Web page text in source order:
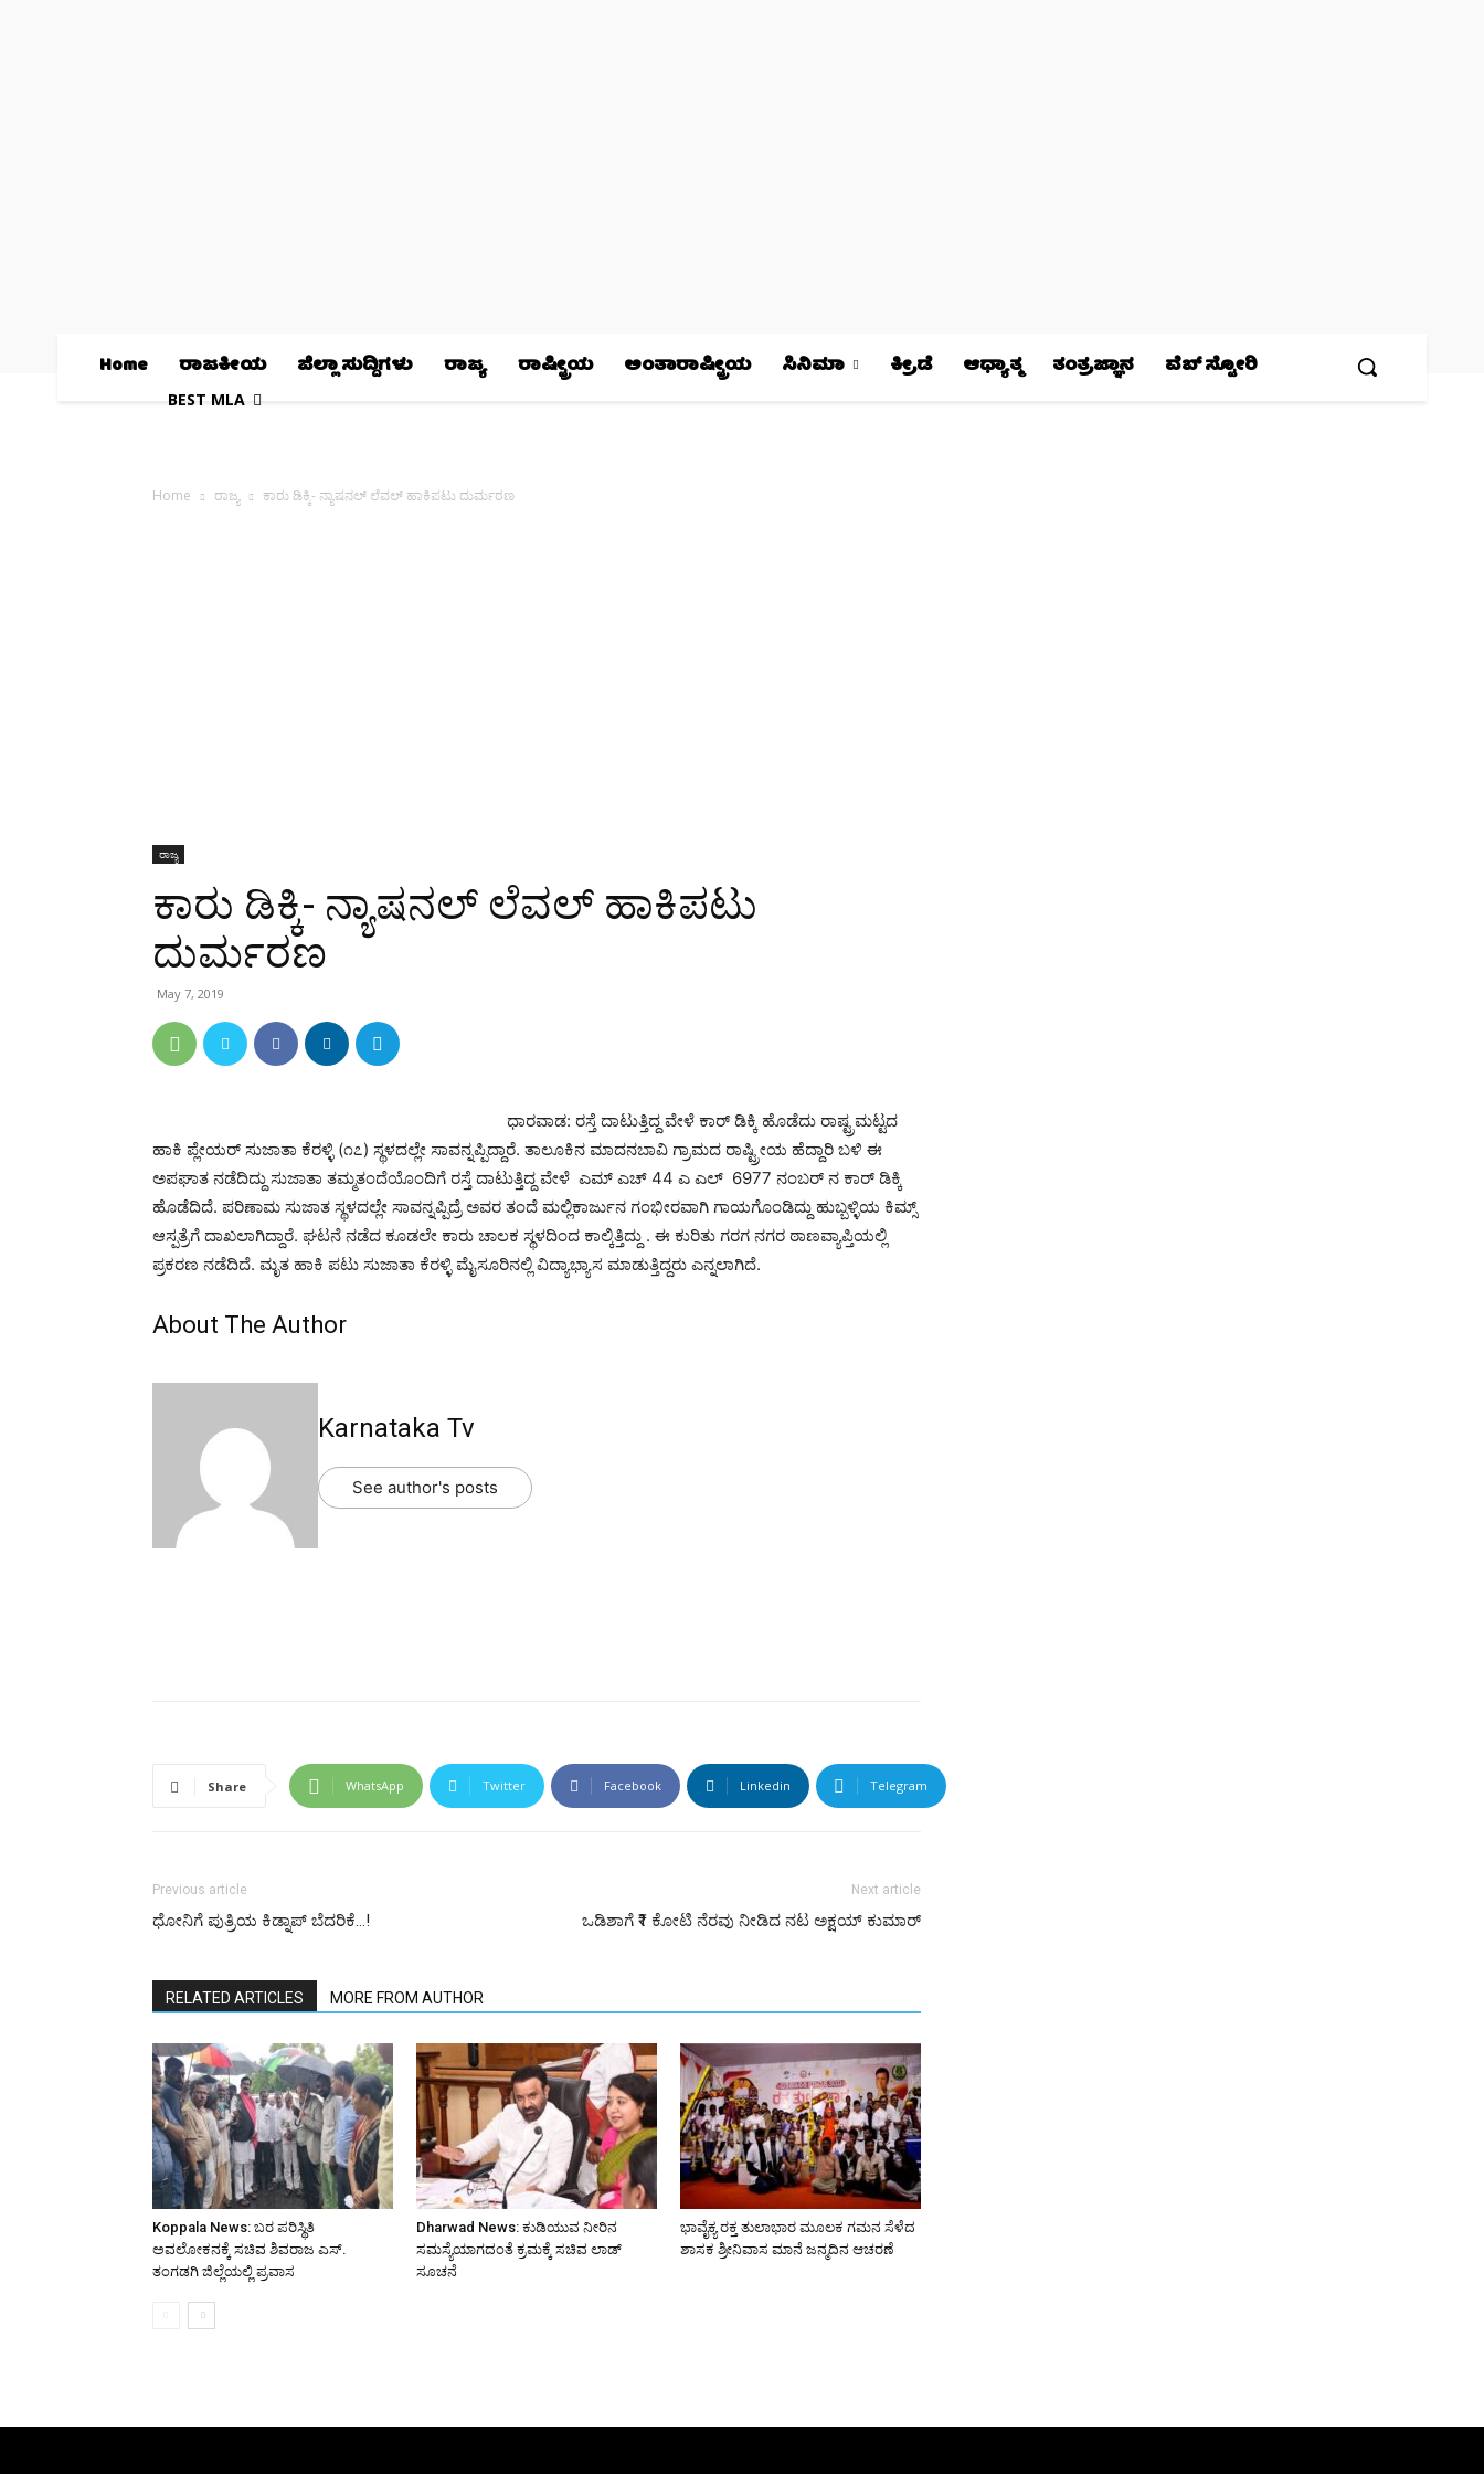
Home ರಾಜಕೀಯ ಜಿಲ್ಲಾ ಸುದ್ದಿಗಳು ರಾಜ್ಯ ರಾಷ್ಟ್ರೀಯ ಅಂತಾರಾಷ್ಟ್ರೀಯ ಸಿನಿಮಾ ಕ್ರೀಡೆ ಆಧ್ಯಾತ್ಮ ತಂತ್ರಜ್ಞಾನ ವೆಬ್ ಸ್ಟೋರಿ
BEST MLA
Home ರಾಜ್ಯ ಕಾರು ಡಿಕ್ಕಿ- ನ್ಯಾಷನಲ್ ಲೆವಲ್ ಹಾಕಿಪಟು ದುರ್ಮರಣ
ರಾಜ್ಯ
ಕಾರು ಡಿಕ್ಕಿ- ನ್ಯಾಷನಲ್ ಲೆವಲ್ ಹಾಕಿಪಟು
ದುರ್ಮರಣ
May 7, 2019
ಧಾರವಾಡ: ರಸ್ತೆ ದಾಟುತ್ತಿದ್ದ ವೇಳೆ ಕಾರ್ ಡಿಕ್ಕಿ ಹೊಡೆದು ರಾಷ್ಟ್ರಮಟ್ಟದ
ಹಾಕಿ ಪ್ಲೇಯರ್ ಸುಜಾತಾ ಕೆರಳ್ಳಿ (೧೭) ಸ್ಥಳದಲ್ಲೇ ಸಾವನ್ನಪ್ಪಿದ್ದಾರೆ. ತಾಲೂಕಿನ ಮಾದನಬಾವಿ ಗ್ರಾಮದ ರಾಷ್ಟ್ರೀಯ ಹೆದ್ದಾರಿ ಬಳಿ ಈ
ಅಪಘಾತ ನಡೆದಿದ್ದು ಸುಜಾತಾ ತಮ್ಮತಂದೆಯೊಂದಿಗೆ ರಸ್ತೆ ದಾಟುತ್ತಿದ್ದ ವೇಳೆ ಎಮ್ ಎಚ್ 44 ಎ ಎಲ್ 6977 ನಂಬರ್ ನ ಕಾರ್ ಡಿಕ್ಕಿ
ಹೊಡೆದಿದೆ. ಪರಿಣಾಮ ಸುಜಾತ ಸ್ಥಳದಲ್ಲೇ ಸಾವನ್ನಪ್ಪಿದ್ರೆ ಅವರ ತಂದೆ ಮಲ್ಲಿಕಾರ್ಜುನ ಗಂಭೀರವಾಗಿ ಗಾಯಗೊಂಡಿದ್ದು ಹುಬ್ಬಳ್ಳಿಯ ಕಿಮ್ಸ್
ಆಸ್ಪತ್ರೆಗೆ ದಾಖಲಾಗಿದ್ದಾರೆ. ಘಟನೆ ನಡೆದ ಕೂಡಲೇ ಕಾರು ಚಾಲಕ ಸ್ಥಳದಿಂದ ಕಾಲ್ಕಿತ್ತಿದ್ದು . ಈ ಕುರಿತು ಗರಗ ನಗರ ಠಾಣವ್ಯಾಪ್ತಿಯಲ್ಲಿ
ಪ್ರಕರಣ ನಡೆದಿದೆ. ಮೃತ ಹಾಕಿ ಪಟು ಸುಜಾತಾ ಕೆರಳ್ಳಿ ಮೈಸೂರಿನಲ್ಲಿ ವಿದ್ಯಾಭ್ಯಾಸ ಮಾಡುತ್ತಿದ್ದರು ಎನ್ನಲಾಗಿದೆ.
About The Author
Karnataka Tv
See author's posts
Share WhatsApp Twitter Facebook Linkedin Telegram
Previous article
ಧೋನಿಗೆ ಪುತ್ರಿಯ ಕಿಡ್ನಾಪ್ ಬೆದರಿಕೆ…!
Next article
ಒಡಿಶಾಗೆ ₹1 ಕೋಟಿ ನೆರವು ನೀಡಿದ ನಟ ಅಕ್ಷಯ್ ಕುಮಾರ್
RELATED ARTICLES MORE FROM AUTHOR
Koppala News: ಬರ ಪರಿಸ್ಥಿತಿ
ಅವಲೋಕನಕ್ಕೆ ಸಚಿವ ಶಿವರಾಜ ಎಸ್.
ತಂಗಡಗಿ ಜಿಲ್ಲೆಯಲ್ಲಿ ಪ್ರವಾಸ
Dharwad News: ಕುಡಿಯುವ ನೀರಿನ
ಸಮಸ್ಯೆಯಾಗದಂತೆ ಕ್ರಮಕ್ಕೆ ಸಚಿವ ಲಾಡ್
ಸೂಚನೆ
ಭಾವೈಕ್ಯ ರಕ್ತ ತುಲಾಭಾರ ಮೂಲಕ ಗಮನ ಸೆಳೆದ
ಶಾಸಕ ಶ್ರೀನಿವಾಸ ಮಾನೆ ಜನ್ಮದಿನ ಆಚರಣೆ